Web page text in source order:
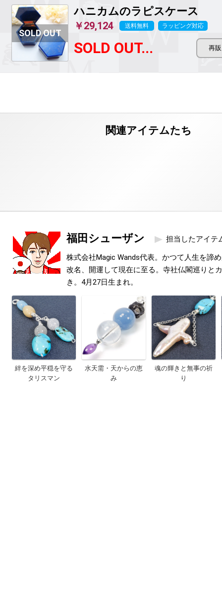
ハニカムのラピスケース
￥29,124 送料無料 ラッピング対応
SOLD OUT...
福田シューザン 担当したアイテ
株式会社Magic Wands代表。かつて人生を諦
改名、開運して現在に至る。寺社仏閣巡りと
き。4月27日生まれ。
絆を深め平穏を守る
タリスマン
水天需・天からの恵
み
魂の輝きと無事の祈
り